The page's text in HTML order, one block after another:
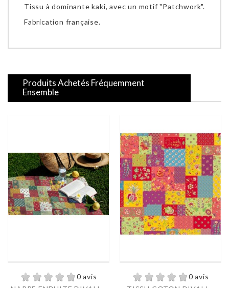
Tissu à dominante kaki, avec un motif "Patchwork".
Fabrication française.
Produits Achetés Fréquemment
Ensemble
0 avis
0 avis